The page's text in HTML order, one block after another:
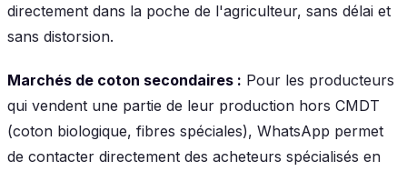
directement dans la poche de l'agriculteur, sans délai et
sans distorsion.
Marchés de coton secondaires : Pour les producteurs
qui vendent une partie de leur production hors CMDT
(coton biologique, fibres spéciales), WhatsApp permet
de contacter directement des acheteurs spécialisés en